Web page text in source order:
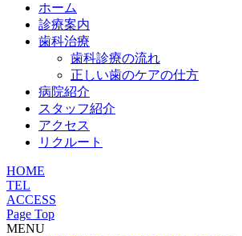
ホーム
診療案内
歯科治療
歯科診療の流れ
正しい歯のケアの仕方
病院紹介
スタッフ紹介
アクセス
リクルート
HOME
TEL
ACCESS
Page Top
MENU